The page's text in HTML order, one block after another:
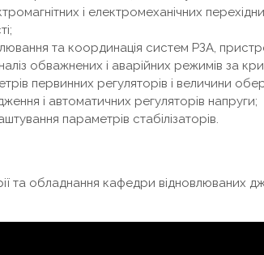
і електромеханічних
та координація систем РЗА,
обважнених і аварійних режимів за
первинних регуляторів і величини
і автоматичних регуляторів напруги;
параметрів стабілізаторів.
та обладнання кафедри відновлюваних